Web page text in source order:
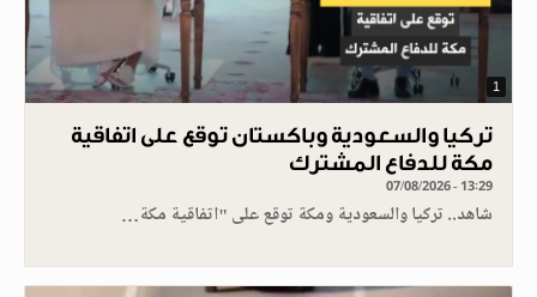
1
تركيا والسعودية وباكستان توقع على اتفاقية
مكة للدفاع المشترك
07/08/2026 - 13:29
شاهد.. تركيا والسعودية ومكة توقع على "اتفاقية مكة…